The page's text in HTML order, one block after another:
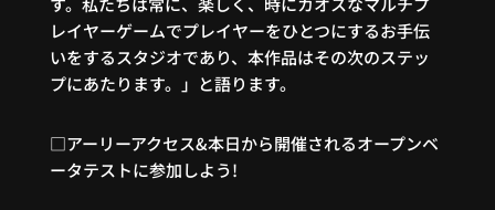
レイヤーゲームでプレイヤーをひとつにするお手伝
いをするスタジオであり、本作品はその次のステッ
プにあたります。」と語ります。
□アーリーアクセス&本日から開催されるオープンベ
ータテストに参加しよう!